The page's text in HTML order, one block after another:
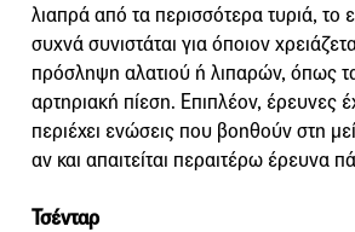
λιαπρά από τα περισσότερα τυριά, το
συχνά συνιστάται για όποιον
πρόσληψη αλατιού ή λιπαρών, όπως
αρτηριακή πίεση. Επιπλέον, έρευνες
περιέχει ενώσεις που βοηθούν στη
αν και απαιτείται περαιτέρω έρευνα
Τσένταρ